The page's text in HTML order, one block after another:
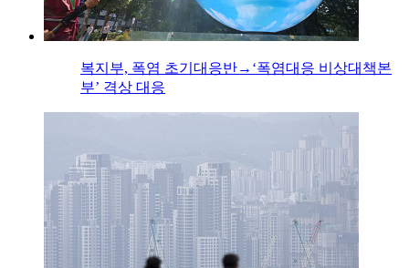
복지부, 폭염 초기대응반→‘폭염대응 비상대책본
부’ 격상 대응